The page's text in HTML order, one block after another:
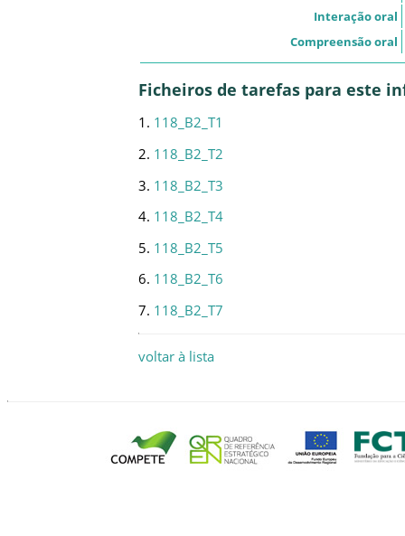
Interação oral
Compreensão oral
Ficheiros de tarefas para este
1. 118_B2_T1
2. 118_B2_T2
3. 118_B2_T3
4. 118_B2_T4
5. 118_B2_T5
6. 118_B2_T6
7. 118_B2_T7
voltar à lista